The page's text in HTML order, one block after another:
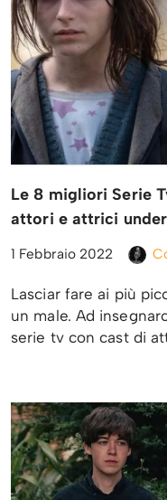
Le 8 migliori Serie
attori e attrici
1 Febbraio 2022
Lasciar fare ai più
un male. Ad
serie tv con cast di